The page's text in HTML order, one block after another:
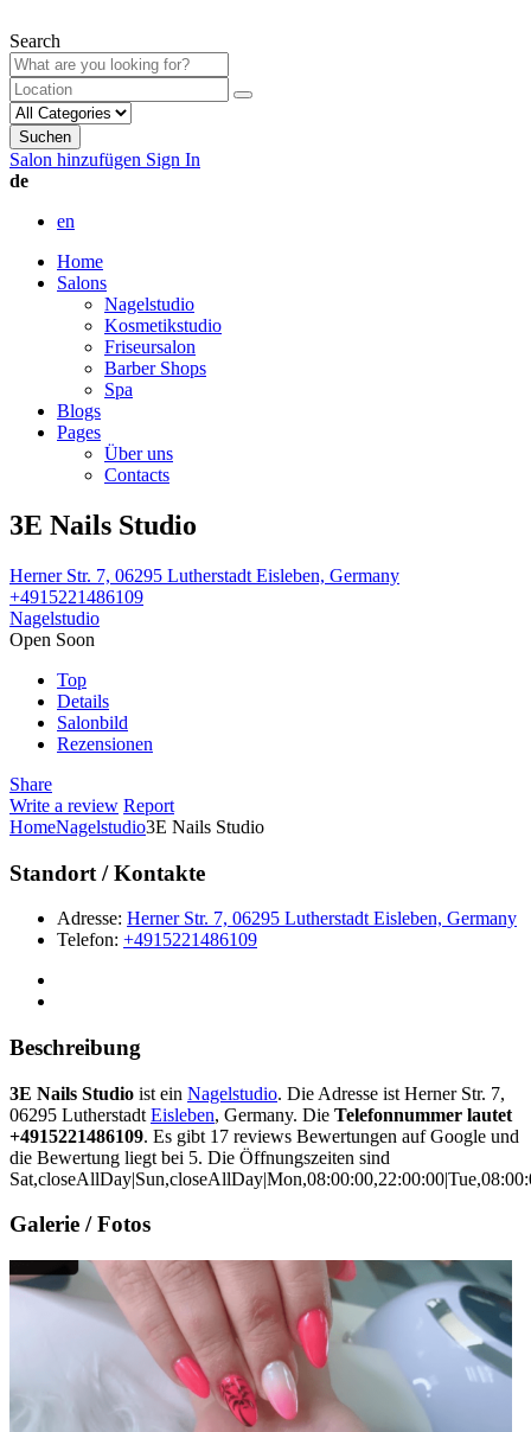
Search
Suchen
Salon hinzufügen Sign In
de
en
Home
Salons
Nagelstudio
Kosmetikstudio
Friseursalon
Barber Shops
Spa
Blogs
Pages
Über uns
Contacts
3E Nails Studio
Herner Str. 7, 06295 Lutherstadt Eisleben, Germany
+4915221486109
Nagelstudio
Open Soon
Top
Details
Salonbild
Rezensionen
Share
Write a review Report
HomeNagelstudio3E Nails Studio
Standort / Kontakte
Adresse: Herner Str. 7, 06295 Lutherstadt Eisleben, Germany
Telefon: +4915221486109
Beschreibung
3E Nails Studio ist ein Nagelstudio. Die Adresse ist Herner Str. 7,
06295 Lutherstadt Eisleben, Germany. Die Telefonnummer lautet
+4915221486109. Es gibt 17 reviews Bewertungen auf Google und
die Bewertung liegt bei 5. Die Öffnungszeiten sind
Galerie / Fotos